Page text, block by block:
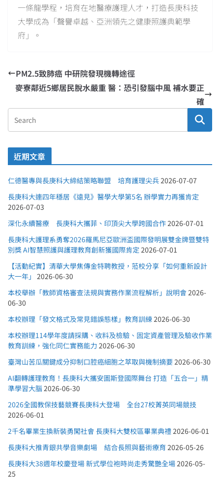
一條龍學程，培育在地醫療護理人才，打造長庚科技
大學成為「聲譽卓越、亞洲領先之健康照護典範學
府」。
PM2.5致肺癌 中研院發現機轉途徑
麥寮鄰近5鄉居民脫水嚴重 醫：恐引發腦中風 補水要正
確
近期文章
仁德醫專與長庚科大締結策略聯盟 培育護理尖兵 2026-07-07
長庚科大連四年穩居《遠見》醫學大學第5名 辦學實力再獲肯定
2026-07-03
深化永續醫療 長庚科大攜菲、印頂尖大學跨國合作 2026-07-01
長庚科大護理系勇奪2026羅馬尼亞歐洲盃國際發明展雙金牌暨雙特
別獎 AI智慧照護與護理教育創新獲國際肯定 2026-07-01
【活動紀實】清華大學焦傳金特聘教授，蒞校分享「如何重新設計
大一年」
2026-06-30
本校舉辦「教師資格審查法規與實務作業流程解析」說明會 2026-
06-30
本校辦理「發文格式及常見錯誤態樣」教育訓練 2026-06-30
本校辦理114學年度請採購、收料及檢驗、固定資產管理及驗收作業
教育訓練，強化同仁實務能力 2026-06-30
臺灣山苦瓜關鍵成分抑制口腔癌細胞之萃取與機制摘要 2026-06-30
AI翻轉護理教育！長庚科大攜安圖斯登國際舞台 打造「五合一」精
準學習大腦 2026-06-30
2026全國教保技藝競賽長庚科大登場 全台27校菁英同場競技
2026-06-01
2千名畢業生換新裝勇闖社會 長庚科大雙校區畢業典禮 2026-06-01
長庚科大推青銀共學音樂劇場 結合長照與藝術療育 2026-05-26
長庚科大38週年校慶登場 新式學位袍時尚走秀驚艷全場 2026-05-
25